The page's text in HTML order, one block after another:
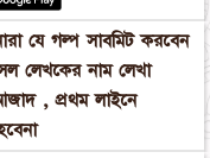
যে গল্প সাবমিট করবেন
লেখকের নাম লেখা
, প্রথম লাইনে